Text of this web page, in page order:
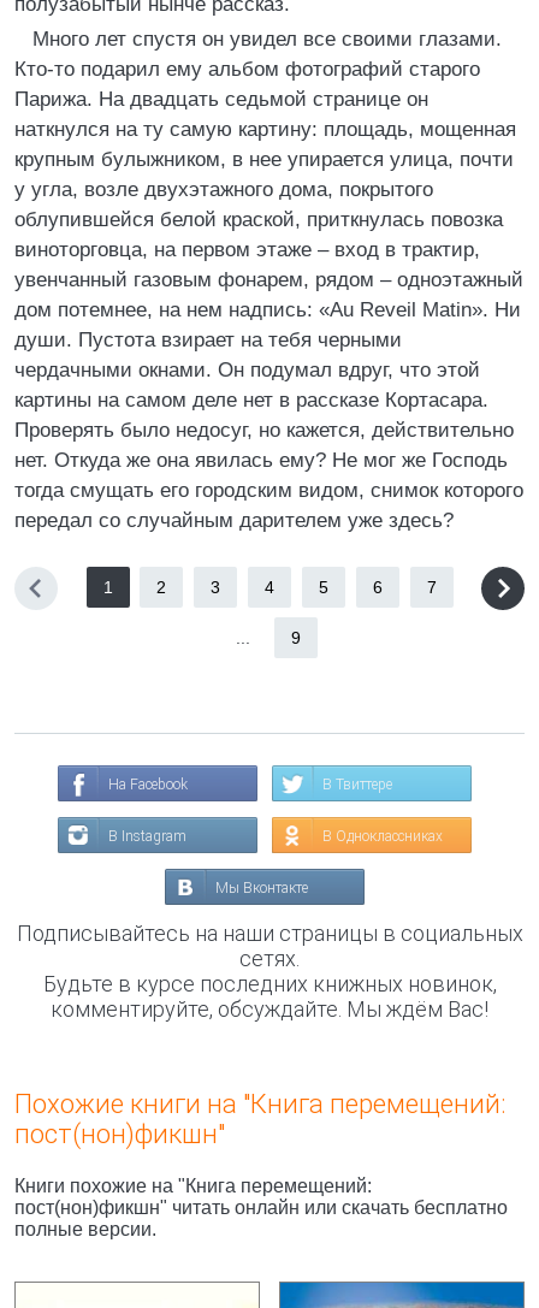
Много лет спустя он увидел все своими глазами.
Кто-то подарил ему альбом фотографий старого
Парижа. На двадцать седьмой странице он
наткнулся на ту самую картину: площадь, мощенная
крупным булыжником, в нее упирается улица, почти
у угла, возле двухэтажного дома, покрытого
облупившейся белой краской, приткнулась повозка
виноторговца, на первом этаже – вход в трактир,
увенчанный газовым фонарем, рядом – одноэтажный
дом потемнее, на нем надпись: «Au Reveil Matin». Ни
души. Пустота взирает на тебя черными
чердачными окнами. Он подумал вдруг, что этой
картины на самом деле нет в рассказе Кортасара.
Проверять было недосуг, но кажется, действительно
нет. Откуда же она явилась ему? Не мог же Господь
тогда смущать его городским видом, снимок которого
передал со случайным дарителем уже здесь?
1 2 3 4 5 6 7
9
На Facebook В Твиттере
В Instagram В Одноклассниках
Мы Вконтакте
Подписывайтесь на наши страницы в социальных
сетях.
Будьте в курсе последних книжных новинок,
комментируйте, обсуждайте. Мы ждём Вас!
Похожие книги на "Книга перемещений:
пост(нон)фикшн"
Книги похожие на "Книга перемещений:
пост(нон)фикшн" читать онлайн или скачать бесплатно
полные версии.